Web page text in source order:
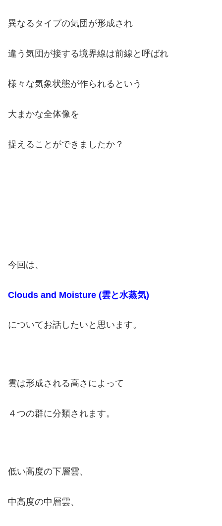
異なるタイプの気団が形成され
違う気団が接する境界線は前線と呼ばれ
様々な気象状態が作られるという
大まかな全体像を
捉えることができましたか？
今回は、
Clouds and Moisture (雲と水蒸気)
についてお話したいと思います。
雲は形成される高さによって
４つの群に分類されます。
低い高度の下層雲、
中高度の中層雲、